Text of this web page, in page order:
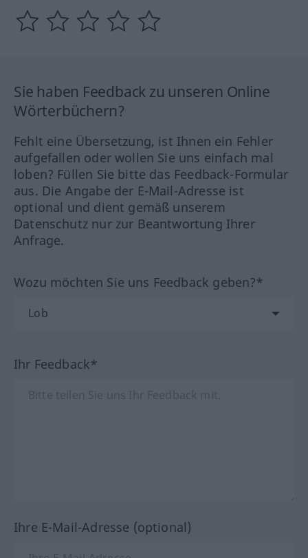
Sie haben Feedback zu unseren Online
Wörterbüchern?
Fehlt eine Übersetzung, ist Ihnen ein Fehler
aufgefallen oder wollen Sie uns einfach mal
loben? Füllen Sie bitte das Feedback-Formular
aus. Die Angabe der E-Mail-Adresse ist
optional und dient gemäß unserem
Datenschutz nur zur Beantwortung Ihrer
Anfrage.
Wozu möchten Sie uns Feedback geben?*
Ihr Feedback*
Ihre E-Mail-Adresse (optional)